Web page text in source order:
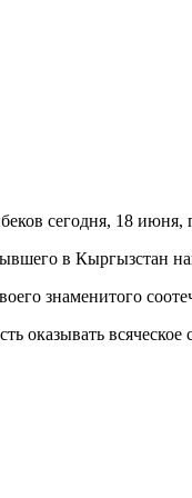
сегодня, 18
в Кыргызстан
знаменитого
оказывать